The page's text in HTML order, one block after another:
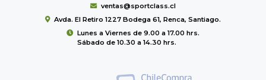
ventas@sportclass.cl
Avda. El Retiro 1227 Bodega 61, Renca, Santiago.
Lunes a Viernes de 9.00 a 17.00 hrs.
Sábado de 10.30 a 14.30 hrs.